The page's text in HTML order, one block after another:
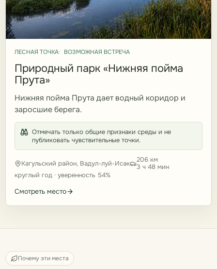
ЛЕСНАЯ ТОЧКА ВОЗМОЖНАЯ ВСТРЕЧА
Природный парк «Нижняя пойма
Прута»
Нижняя пойма Прута дает водный коридор и
заросшие берега.
Отмечать только общие признаки среды и не
публиковать чувствительные точки.
Кагульский район, Вадул-луй-Исак
206 км
3 ч 48 мин
круглый год · уверенность 54%
Смотреть место
Почему эти места